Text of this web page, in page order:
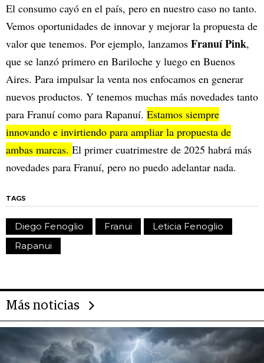
El consumo cayó en el país, pero en nuestro caso no tanto.
Vemos oportunidades de innovar y mejorar la propuesta de
valor que tenemos. Por ejemplo, lanzamos Franuí Pink,
que se lanzó primero en Bariloche y luego en Buenos
Aires. Para impulsar la venta nos enfocamos en generar
nuevos productos. Y tenemos muchas más novedades tanto
para Franuí como para Rapanuí. Estamos siempre
innovando e invirtiendo para ampliar la propuesta de
ambas marcas. El primer cuatrimestre de 2025 habrá más
novedades para Franuí, pero no puedo adelantar nada.
TAGS
Diego Fenoglio Franui
Leticia Fenoglio
Rapanui
Más noticias